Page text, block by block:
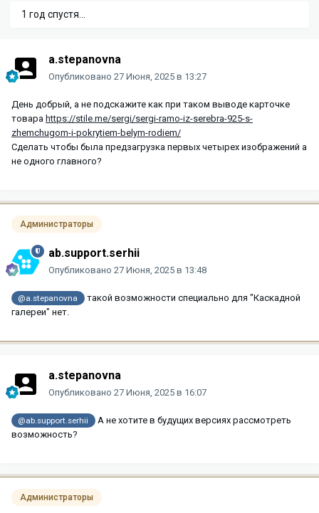
1 год спустя...
a.stepanovna
Опубликовано 27 Июня, 2025 в 13:27
День добрый, а не подскажите как при таком выводе карточке
товара https://stile.me/sergi/sergi-ramo-iz-serebra-925-s-
zhemchugom-i-pokrytiem-belym-rodiem/
Сделать чтобы была предзагрузка первых четырех изображений а
не одного главного?
Администраторы
ab.support.serhii
Опубликовано 27 Июня, 2025 в 13:48
@a.stepanovna
такой возможности специально для "Каскадной
галереи" нет.
a.stepanovna
Опубликовано 27 Июня, 2025 в 16:07
@ab.support.serhii
А не хотите в будущих версиях рассмотреть
возможность?
Администраторы